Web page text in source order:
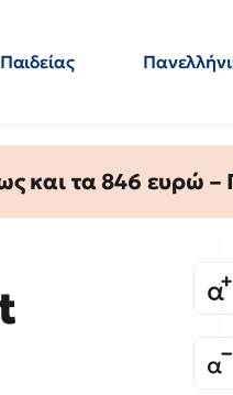
τα 846 ευρώ –